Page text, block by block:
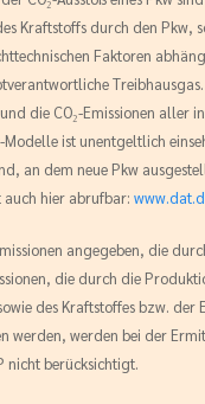
Kraftstoffs durch den Pkw,
Faktoren
die CO₂-Emissionen aller
Modelle ist unentgeltlich
an dem neue Pkw
auch hier abrufbar:
angegeben, die
die durch die
des Kraftstoffes bzw. der
werden, werden bei der
nicht berücksichtigt.